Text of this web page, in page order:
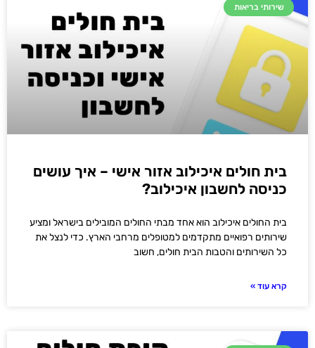
שירותי בריאות
בית חולים איכילוב אזור אישי – איך עושים
כניסה לחשבון איכילוב?
בית החולים איכילוב הוא אחד מבתי החולים המובילים בישראל ומציע
שירותים רפואיים מתקדמים למטופלים מרחבי הארץ. כדי לנצל את
כל השירותים והטבות הבית חולים, חשוב
קרא עוד »